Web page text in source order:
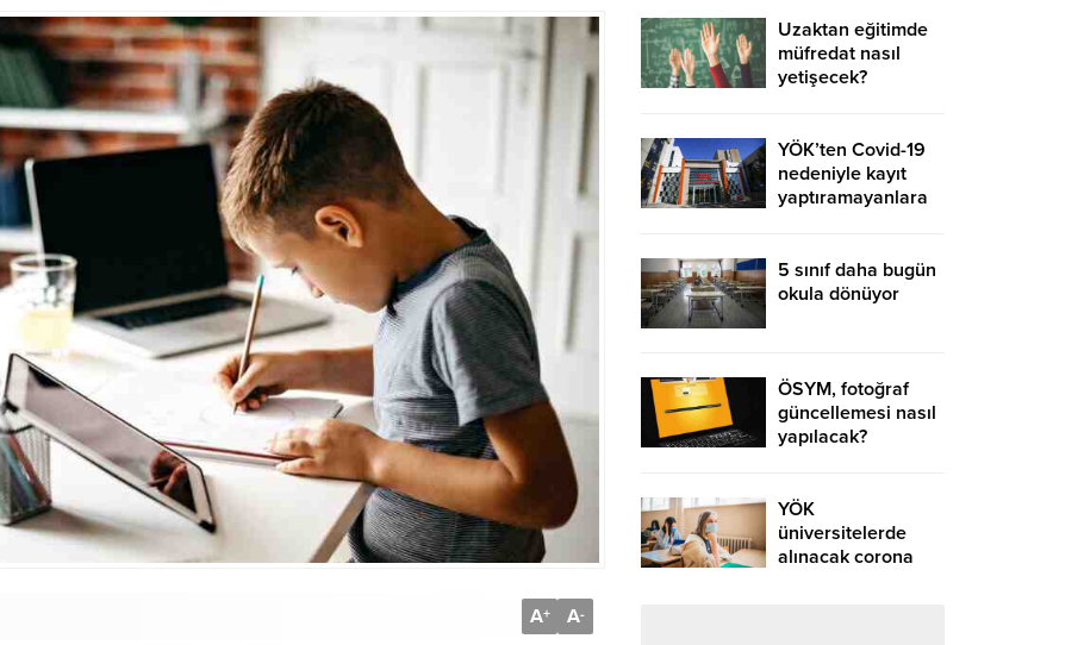
A+ A-
Uzaktan eğitimde
müfredat nasıl
yetişecek?
YÖK’ten Covid-19
nedeniyle kayıt
yaptıramayanlara
5 sınıf daha bugün
okula dönüyor
ÖSYM, fotoğraf
güncellemesi nasıl
yapılacak?
YÖK
üniversitelerde
alınacak corona